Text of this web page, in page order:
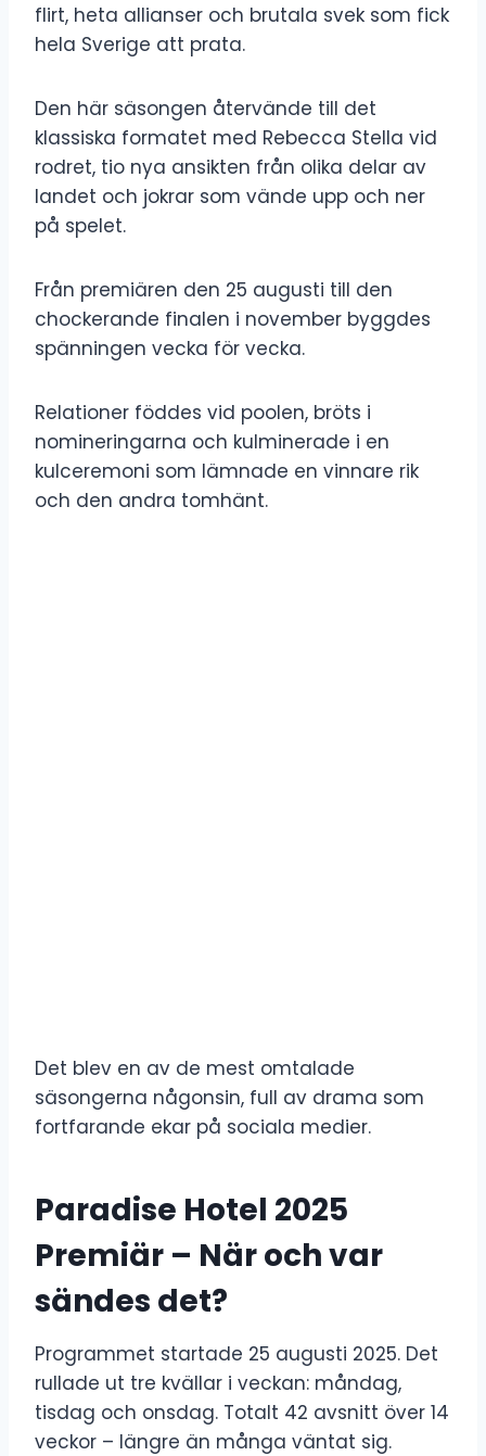
flirt, heta allianser och brutala svek som fick
hela Sverige att prata.
Den här säsongen återvände till det
klassiska formatet med Rebecca Stella vid
rodret, tio nya ansikten från olika delar av
landet och jokrar som vände upp och ner
på spelet.
Från premiären den 25 augusti till den
chockerande finalen i november byggdes
spänningen vecka för vecka.
Relationer föddes vid poolen, bröts i
nomineringarna och kulminerade i en
kulceremoni som lämnade en vinnare rik
och den andra tomhänt.
Det blev en av de mest omtalade
säsongerna någonsin, full av drama som
fortfarande ekar på sociala medier.
Paradise Hotel 2025
Premiär – När och var
sändes det?
Programmet startade 25 augusti 2025. Det
rullade ut tre kvällar i veckan: måndag,
tisdag och onsdag. Totalt 42 avsnitt över 14
veckor – längre än många väntat sig.